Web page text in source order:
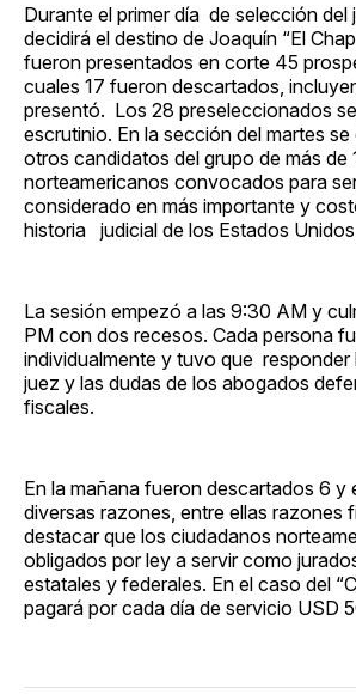
Durante el primer día de selección del
decidirá el destino de Joaquín “El
fueron presentados en corte 45
cuales 17 fueron descartados,
presentó. Los 28 preseleccionados
escrutinio. En la sección del martes
otros candidatos del grupo de más de
norteamericanos convocados para
considerado en más importante y
historia judicial de los Estados
La sesión empezó a las 9:30 AM y
PM con dos recesos. Cada persona
individualmente y tuvo que responder
juez y las dudas de los abogados
fiscales.
En la mañana fueron descartados 6 y
diversas razones, entre ellas razones
destacar que los ciudadanos
obligados por ley a servir como
estatales y federales. En el caso del
pagará por cada día de servicio USD